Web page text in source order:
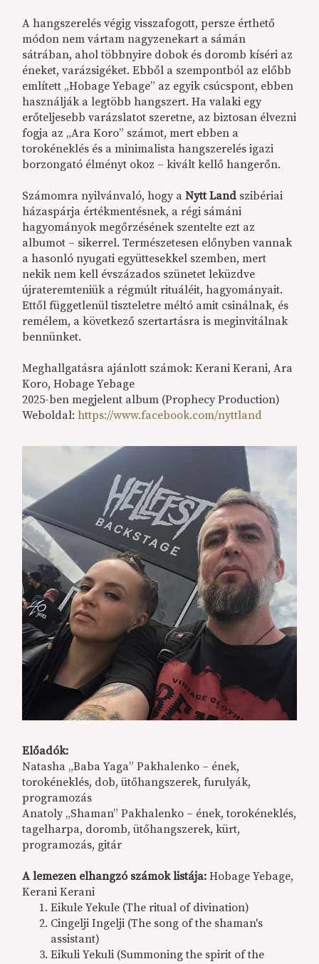
A hangszerelés végig visszafogott, persze érthető
módon nem vártam nagyzenekart a sámán
sátrában, ahol többnyire dobok és doromb kíséri az
éneket, varázsigéket. Ebből a szempontból az előbb
említett „Hobage Yebage” az egyik csúcspont, ebben
használják a legtöbb hangszert. Ha valaki egy
erőteljesebb varázslatot szeretne, az biztosan élvezni
fogja az „Ara Koro” számot, mert ebben a
torokéneklés és a minimalista hangszerelés igazi
borzongató élményt okoz – kivált kellő hangerőn.
Számomra nyilvánvaló, hogy aNytt Land szibériai
házaspárja értékmentésnek, a régi sámáni
hagyományok megőrzésének szentelte ezt az
albumot – sikerrel. Természetesen előnyben vannak
a hasonló nyugati együttesekkel szemben, mert
nekik nem kell évszázados szünetet leküzdve
újrateremteniük a régmúlt rituáléit, hagyományait.
Ettől függetlenül tiszteletre méltó amit csinálnak, és
remélem, a következő szertartásra is meginvitálnak
bennünket.
Meghallgatásra ajánlott számok: Kerani Kerani, Ara
Koro, Hobage Yebage
2025-ben megjelent album (Prophecy Production)
Weboldal:https://www.facebook.com/nyttland
Előadók:
Natasha „Baba Yaga” Pakhalenko – ének,
torokéneklés, dob, ütőhangszerek, furulyák,
programozás
Anatoly „Shaman” Pakhalenko – ének, torokéneklés,
tagelharpa, doromb, ütőhangszerek, kürt,
programozás, gitár
A lemezen elhangzó számok listája: Hobage Yebage,
Kerani Kerani
Eikule Yekule (The ritual of divination)
Cingelji Ingelji (The song of the shaman's
assistant)
Eikuli Yekuli (Summoning the spirit of the